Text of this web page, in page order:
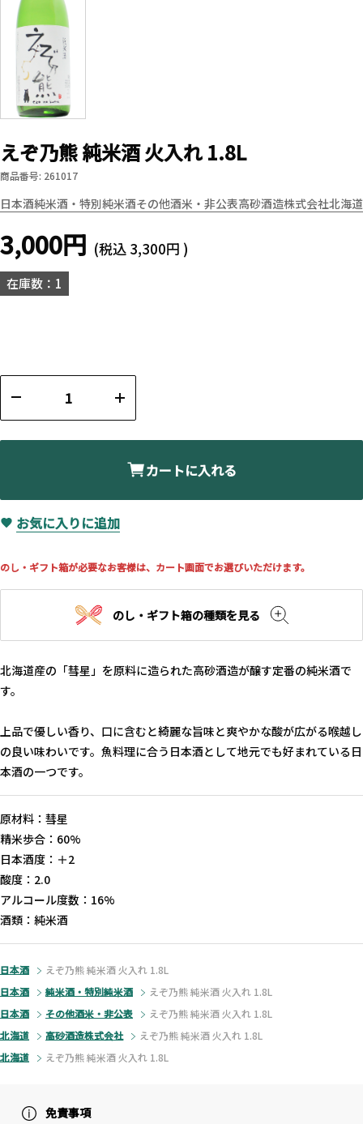
えぞ乃熊 純米酒 火入れ 1.8L
商品番号: 261017
日本酒純米酒・特別純米酒その他酒米・非公表高砂酒造株式会社北海道
3,000円 (税込 3,300円 )
在庫数：1
カートに入れる
お気に入りに追加
のし・ギフト箱が必要なお客様は、カート画面でお選びいただけます。
のし・ギフト箱の種類を見る
北海道産の「彗星」を原料に造られた高砂酒造が醸す定番の純米酒で
す。
上品で優しい香り、口に含むと綺麗な旨味と爽やかな酸が広がる喉越し
の良い味わいです。魚料理に合う日本酒として地元でも好まれている日
本酒の一つです。
原材料：彗星
精米歩合：60%
日本酒度：＋2
酸度：2.0
アルコール度数：16%
酒類：純米酒
日本酒
えぞ乃熊 純米酒 火入れ 1.8L
日本酒
純米酒・特別純米酒
えぞ乃熊 純米酒 火入れ 1.8L
日本酒
その他酒米・非公表
えぞ乃熊 純米酒 火入れ 1.8L
北海道
高砂酒造株式会社
えぞ乃熊 純米酒 火入れ 1.8L
北海道
えぞ乃熊 純米酒 火入れ 1.8L
免責事項